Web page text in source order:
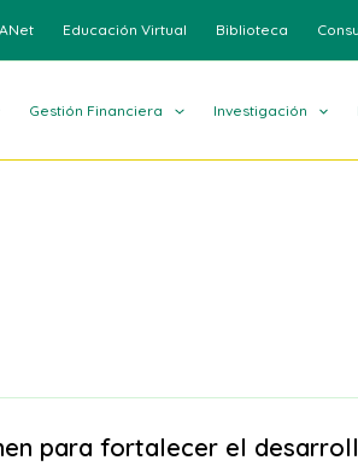
Educación Virtual Biblioteca
Gestión Financiera Investigación
para fortalecer el